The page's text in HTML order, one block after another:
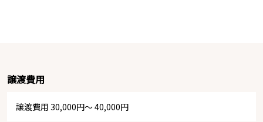
譲渡費用
譲渡費用 30,000円～ 40,000円